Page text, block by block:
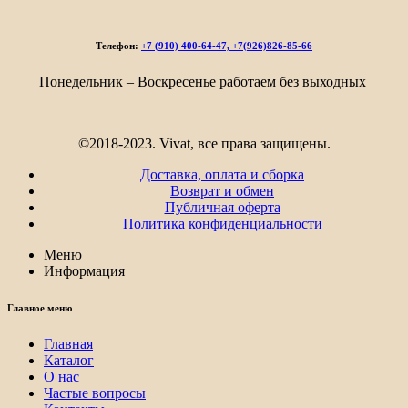
4
050₽
Телефон: +7 (910) 400-64-47, +7(926)826-85-66
Понедельник – Воскресенье работаем без выходных
©2018-2023. Vivat, все права защищены.
Доставка, оплата и сборка
Возврат и обмен
Публичная оферта
Политика конфиденциальности
Меню
Информация
Главное меню
Главная
Каталог
О нас
Частые вопросы